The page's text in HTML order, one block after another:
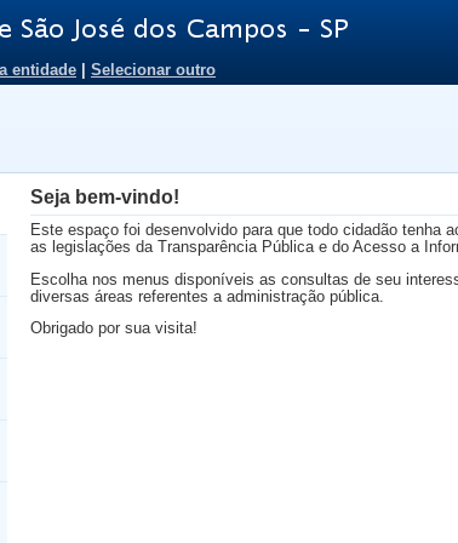
entidade Selecionar outro
Seja bem-vindo!
Este espaço foi desenvolvido para que todo cidadão tenha
as legislações da Transparência Pública e do Acesso a
Escolha nos menus disponíveis as consultas de seu
diversas áreas referentes a administração pública.
Obrigado por sua visita!